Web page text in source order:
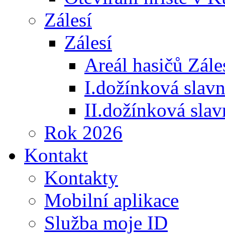
Zálesí
Zálesí
Areál hasičů
I.dožínková
II.dožínková
Rok 2026
Kontakt
Kontakty
Mobilní aplikace
Služba moje ID